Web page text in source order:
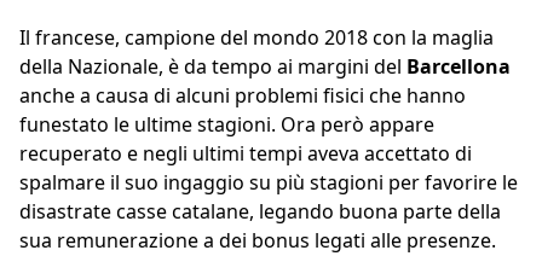
Il francese, campione del mondo 2018 con la maglia
della Nazionale, è da tempo ai margini del Barcellona
anche a causa di alcuni problemi fisici che hanno
funestato le ultime stagioni. Ora però appare
recuperato e negli ultimi tempi aveva accettato di
spalmare il suo ingaggio su più stagioni per favorire le
disastrate casse catalane, legando buona parte della
sua remunerazione a dei bonus legati alle presenze.